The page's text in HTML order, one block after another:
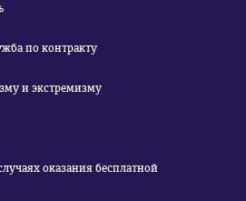
по контракту
и экстремизму
оказания бесплатной